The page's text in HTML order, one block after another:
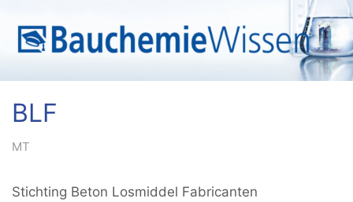
BLF
MT
Stichting Beton Losmiddel Fabricanten